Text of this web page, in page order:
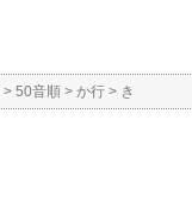
> 50音順 > か行 > き